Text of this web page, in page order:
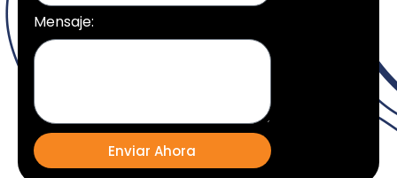
Mensaje:
Enviar Ahora